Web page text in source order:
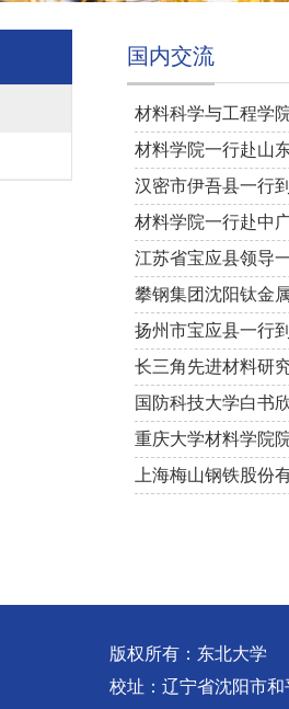
国内交流
材料科学与工程学
材料学院一行赴山
汉密市伊吾县一行
材料学院一行赴中
江苏省宝应县领导
攀钢集团沈阳钛金
扬州市宝应县一行
长三角先进材料研
国防科技大学白书
重庆大学材料学院
上海梅山钢铁股份
版权所有：东北大学
校址：辽宁省沈阳市